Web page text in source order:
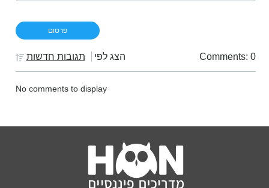
Comments: 0 הצג לפי תגובות חדשות
No comments to display